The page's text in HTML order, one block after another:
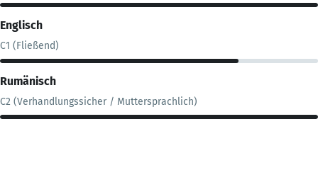
Englisch
C1 (Fließend)
Rumänisch
C2 (Verhandlungssicher / Muttersprachlich)